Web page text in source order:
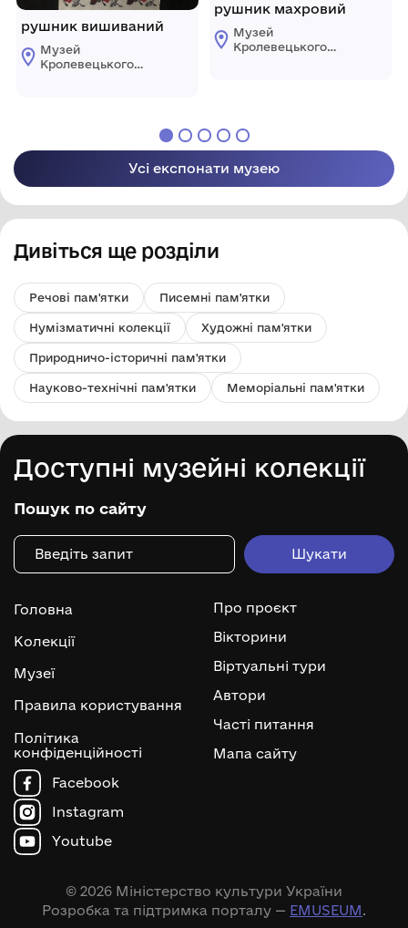
рушник вишиваний
Музей
Кролевецького
рушник махровий
Музей
Кролевецького
Усі експонати музею
Дивіться ще розділи
Речові пам'ятки Писемні пам'ятки
Нумізматичні колекції Художні пам'ятки
Природничо-історичні пам'ятки
Науково-технічні пам'ятки Меморіальні пам'ятки
Доступні музейні колекції
Пошук по сайту
Головна
Колекції
Музеї
Правила користування
Політика
конфіденційності
Про проєкт
Вікторини
Віртуальні тури
Автори
Часті питання
Мапа сайту
Facebook
Instagram
Youtube
© 2026 Міністерство культури України
Розробка та підтримка порталу — EMUSEUM.